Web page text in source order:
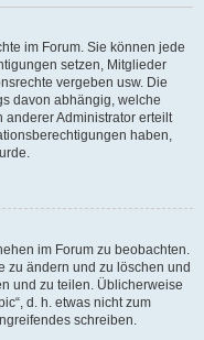
im Forum. Sie können jede
setzen, Mitglieder
vergeben usw. Die
davon abhängig, welche
anderer Administrator erteilt
haben,
im Forum zu beobachten.
zu ändern und zu löschen und
und zu teilen. Üblicherweise
d. h. etwas nicht zum
schreiben.